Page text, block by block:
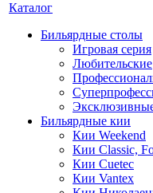
Каталог
Бильярдные столы
Игровая серия
Любительские
Бильярдные кии
Кии Weekend
Кии Classic,
Кии Cuetec
Кии Vantex